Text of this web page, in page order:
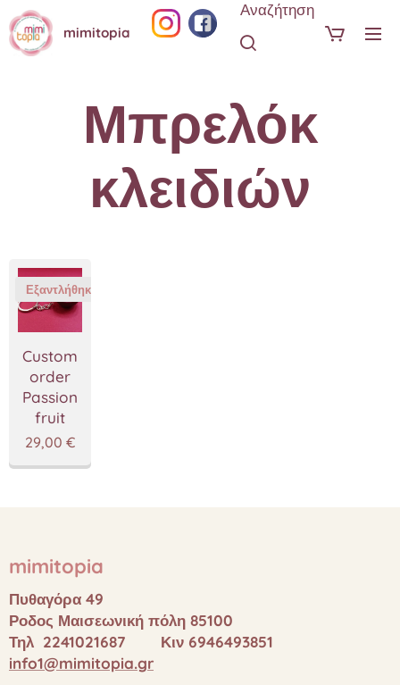
mimitopia
Αναζήτηση
Μπρελόκ
κλειδιών
Custom
order
Passion
fruit
Εξαντλήθηκε
29,00 €
mimitopia
Πυθαγόρα 49
Ροδος Μαισεωνική πόλη 85100
Τηλ 2241021687 Κιν 6946493851
info1@mimitopia.gr